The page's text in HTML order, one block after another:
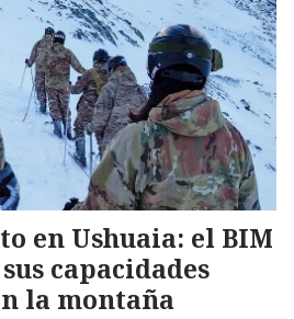
en Ushuaia: el BIM
capacidades
la montaña